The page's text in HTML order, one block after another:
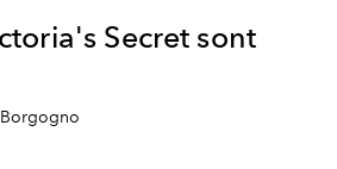
Secret sont